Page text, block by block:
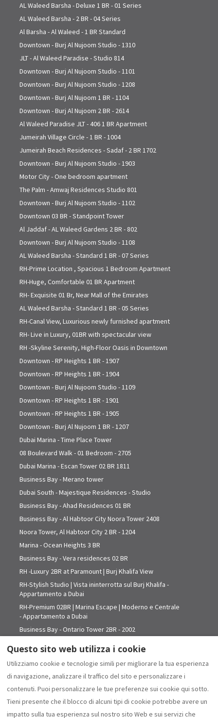
AL Waleed Barsha - Deluxe 1 BR - 01 Series
AL Waleed Barsha - 2 BR - 04 Series
Al Barsha - Al Waleed - 1 BR Standard
Downtown - Burj Al Nujoom Studio - 1310
JLT - Al Waleed Paradise - Studio 814
Downtown - Burj Al Nujoom Studio - 1101
Downtown - Burj Al Nujoom Studio - 1208
Downtown - Burj Al Nujoom 1 BR - 1104
Downtown - Burj Al Nujoom 2 BR - 2614
Al Waleed Paradise JLT - 406 1 BR Apartment
Jumeirah Village Circle - 1 BR - 1004
Jumeirah Beach Residences - Sadaf - 2 BR 1702
Downtown - Burj Al Nujoom Studio - 1903
Motor City - One bedroom apartment
The Palm - Amwaj Residences Studio 801
Downtown - Burj Al Nujoom Studio - 1102
Downtown 03 BR - Standpoint Tower
Al Jaddaf - AL Waleed Gardens 2 BR - 802
Downtown - Burj Al Nujoom Studio - 1108
AL Waleed Barsha - Standard 1 BR - 07 Series
RH-Prime Location , Spacious 1 Bedroom Apartment
RH-Huge, Comfortable 01 BR Apartment
RH- Exquisite 01 Br, Near Mall of the Emirates
AL Waleed Barsha - Standard 1 BR - 05 Series
RH-Canal View, Luxurious newly furnished apartment
RH- Live in Luxury, 01BR with spectacular view
RH -Skyline Serenity, High-Floor Oasis in Downtown
Downtown - RP Heights 1 BR - 1907
Downtown - RP Heights 1 BR - 1904
Downtown - Burj Al Nujoom Studio - 1109
Downtown - RP Heights 1 BR - 1901
Downtown - RP Heights 1 BR - 1905
Downtown - Burj Al Nujoom 1 BR - 1207
Dubai Marina - Time Place Tower
08 Boulevard Walk - 01 Bedroom - 2705
Dubai Marina - Escan Tower 02 BR 1811
Business Bay - Merano tower
Dubai South - Majestique Residences - Studio
Business Bay - Ahad Residences 01 BR
Business Bay - Al Habtoor City Noora Tower 2408
Noora Tower, Al Habtoor City 2 BR - 1204
Marina - Ocean Heights 3 BR
Business Bay - Vera residences 02 BR
RH -Luxury 2BR at Paramount | Burj Khalifa View
RH-Stylish Studio | Vista ininterrotta sul Burj Khalifa -
Appartamento a Dubai
RH-Premium 02BR | Marina Escape | Moderno e Centrale
- Appartamento a Dubai
Business Bay - Ontario Tower 2BR - 2002
fronte mare nel centro di Dubai - Appartamento...
08 Boulevard Walk - 2 Bedroom - 2203
Domestico
Questo sito web utilizza i cookie
Utilizziamo cookie e tecnologie simili per migliorare la tua esperienza
di navigazione, analizzare il traffico del sito e personalizzare i
contenuti. Puoi personalizzare le tue preferenze sui cookie qui sotto.
Tieni presente che il blocco di alcuni tipi di cookie potrebbe avere un
impatto sulla tua esperienza sul nostro sito Web e sui servizi che